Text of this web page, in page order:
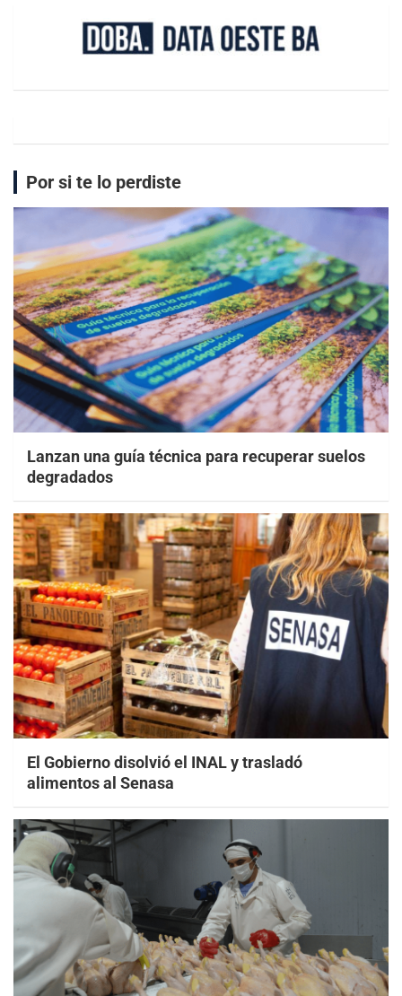
Por si te lo perdiste
Lanzan una guía técnica para recuperar suelos
degradados
El Gobierno disolvió el INAL y trasladó
alimentos al Senasa